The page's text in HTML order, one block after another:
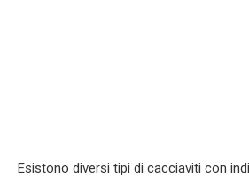
Esistono diversi tipi di cacciaviti con